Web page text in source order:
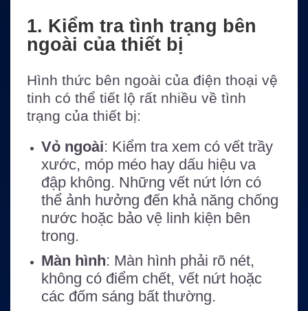
1. Kiểm tra tình trạng bên
ngoài của thiết bị
Hình thức bên ngoài của điện thoại vệ
tinh có thể tiết lộ rất nhiều về tình
trạng của thiết bị:
Vỏ ngoài: Kiểm tra xem có vết trầy
xước, móp méo hay dấu hiệu va
đập không. Những vết nứt lớn có
thể ảnh hưởng đến khả năng chống
nước hoặc bảo vệ linh kiện bên
trong.
Màn hình: Màn hình phải rõ nét,
không có điểm chết, vết nứt hoặc
các đốm sáng bất thường.